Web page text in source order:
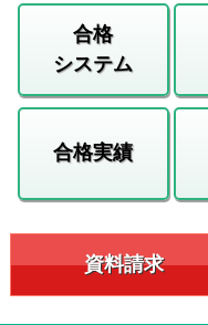
合格
システム
合格実績
資料請求